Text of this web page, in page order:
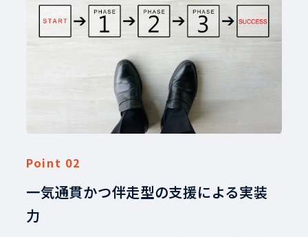
一気通貫かつ伴走型の支援による実装
力